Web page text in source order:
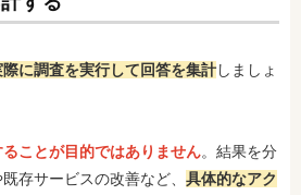
際に調査を実行して回答を集計しましょ
ことが目的ではありません。結果を分
存サービスの改善など、 具体的なアク